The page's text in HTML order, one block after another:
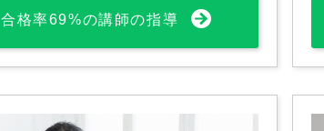
合格率69%の講師の指導